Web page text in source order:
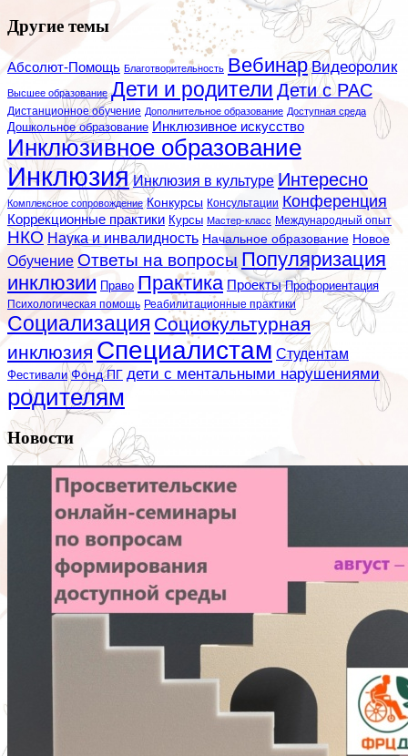
Другие темы
Абсолют-Помощь Благотворительность Вебинар Видеоролик
Высшее образование Дети и родители Дети с РАС
Дистанционное обучение Дополнительное образование Доступная среда
Дошкольное образование Инклюзивное искусство
Инклюзивное образование
Инклюзия Инклюзия в культуре Интересно
Комплексное сопровождение Конкурсы Консультации Конференция
Коррекционные практики Курсы Мастер-класс Международный опыт
НКО Наука и инвалидность Начальное образование Новое
Обучение Ответы на вопросы Популяризация
инклюзии Право Практика Проекты Профориентация
Психологическая помощь Реабилитационные практики
Социализация Социокультурная
инклюзия Специалистам Студентам
Фестивали Фонд ПГ дети с ментальными нарушениями
родителям
Новости